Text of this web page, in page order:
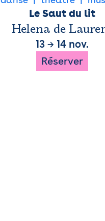
Le Saut du lit
Helena de
13 → 14 nov.
Réserver